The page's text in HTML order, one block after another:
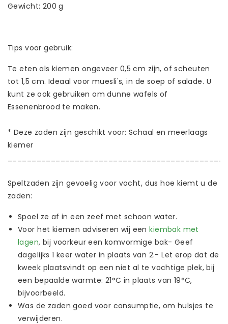
Gewicht: 200 g
Tips voor gebruik:
Te eten als kiemen ongeveer 0,5 cm zijn, of scheuten
tot 1,5 cm. Ideaal voor muesli's, in de soep of salade. U
kunt ze ook gebruiken om dunne wafels of
Essenenbrood te maken.
* Deze zaden zijn geschikt voor: Schaal en meerlaags
kiemer
Speltzaden zijn gevoelig voor vocht, dus hoe kiemt u de
zaden:
Spoel ze af in een zeef met schoon water.
Voor het kiemen adviseren wij eenkiembak met
lagen, bij voorkeur een komvormige bak- Geef
dagelijks 1 keer water in plaats van 2.- Let erop dat de
kweek plaatsvindt op een niet al te vochtige plek, bij
een bepaalde warmte: 21°C in plaats van 19°C,
bijvoorbeeld.
Was de zaden goed voor consumptie, om hulsjes te
verwijderen.